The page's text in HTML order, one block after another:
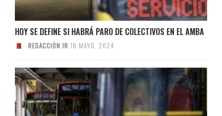
HOY SE DEFINE SI HABRÁ PARO DE COLECTIVOS EN EL AMBA
REDACCIÓN IR 16 MAYO, 2024